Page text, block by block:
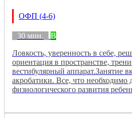
ОФП (4-6)
30 мин.
B
Ловкость, уверенность в себе,
ориентация в пространстве,
вестибулярный аппарат.Занятие
акробатики. Все, что необходимо
физиологического развития